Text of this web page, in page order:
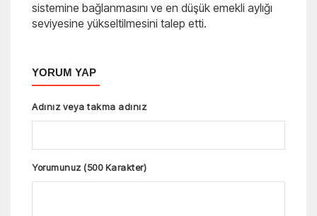
sistemine bağlanmasını ve en düşük emekli aylığı
seviyesine yükseltilmesini talep etti.
YORUM YAP
Adınız veya takma adınız
Yorumunuz (500 Karakter)